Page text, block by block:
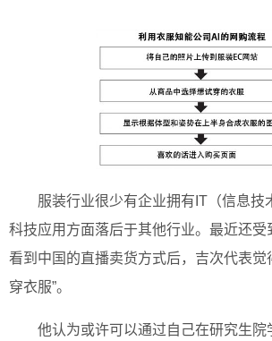
服装行业很少有企业拥有IT（信息技
科技应用方面落后于其他行业。最近还受
看到中国的直播卖货方式后，吉次代表觉
穿衣服”。
他认为或许可以通过自己在研究生院